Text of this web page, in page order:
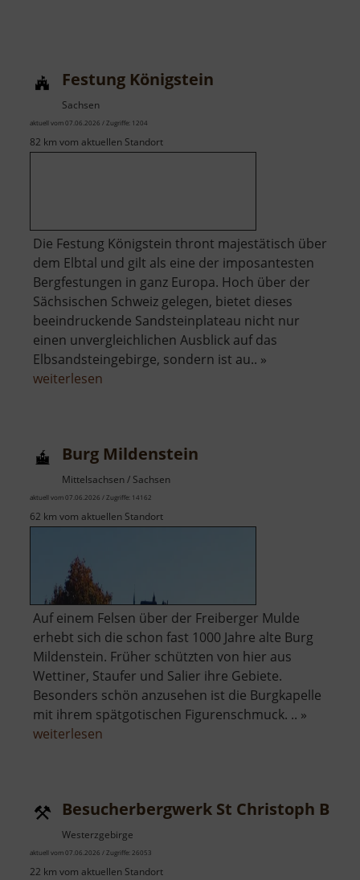
Festung Königstein
Sachsen
aktuell vom 07.06.2026 / Zugriffe: 1204
82 km vom aktuellen Standort
Die Festung Königstein thront majestätisch über
dem Elbtal und gilt als eine der imposantesten
Bergfestungen in ganz Europa. Hoch über der
Sächsischen Schweiz gelegen, bietet dieses
beeindruckende Sandsteinplateau nicht nur
einen unvergleichlichen Ausblick auf das
Elbsandsteingebirge, sondern ist au.. »
weiterlesen
Burg Mildenstein
Mittelsachsen / Sachsen
aktuell vom 07.06.2026 / Zugriffe: 14162
62 km vom aktuellen Standort
Auf einem Felsen über der Freiberger Mulde
erhebt sich die schon fast 1000 Jahre alte Burg
Mildenstein. Früher schützten von hier aus
Wettiner, Staufer und Salier ihre Gebiete.
Besonders schön anzusehen ist die Burgkapelle
mit ihrem spätgotischen Figurenschmuck. .. »
weiterlesen
Besucherbergwerk St Christoph
Westerzgebirge
aktuell vom 07.06.2026 / Zugriffe: 26053
22 km vom aktuellen Standort